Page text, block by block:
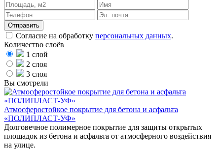
Согласие на обработку персональных данных.
Количество слоёв
1 слой
2 слоя
3 слоя
Вы смотрели
Атмосферостойкое покрытие для бетона и асфальта
«ПОЛИПЛАСТ-УФ»
Долговечное полимерное покрытие для защиты открытых
площадок из бетона и асфальта от атмосферного воздействия
на улице.